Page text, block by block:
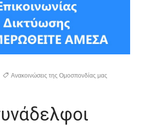
Ανακοινώσεις της Ομοσπονδίας μας